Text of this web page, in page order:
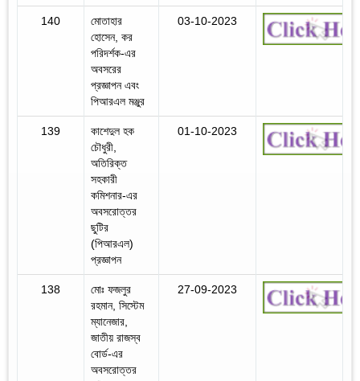
140
মোতাহার
হোসেন, কর
পরিদর্শক-এর
অবসরের
প্রজ্ঞাপন এবং
পিআরএল মঞ্জুর
03-10-2023
139
কাশেদুল হক
চৌধুরী,
অতিরিক্ত
সহকারী
কমিশনার-এর
অবসরোত্তর
ছুটির
(পিআরএল)
প্রজ্ঞাপন
01-10-2023
138
মোঃ ফজলুর
রহমান, সিস্টেম
ম্যানেজার,
জাতীয় রাজস্ব
বোর্ড-এর
অবসরোত্তর
27-09-2023